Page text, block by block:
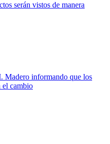
serán vistos de manera
Madero informando que los
el cambio